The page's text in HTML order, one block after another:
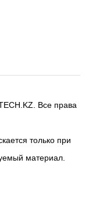
Все права
только при
материал.